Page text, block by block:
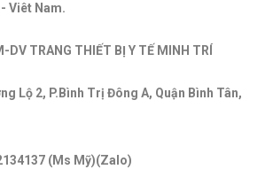
Viêt Nam.
DV TRANG THIẾT BỊ Y TẾ MINH TRÍ
Lộ 2, P.Bình Trị Đông A, Quận Bình Tân,
(Ms Mỹ)(Zalo)